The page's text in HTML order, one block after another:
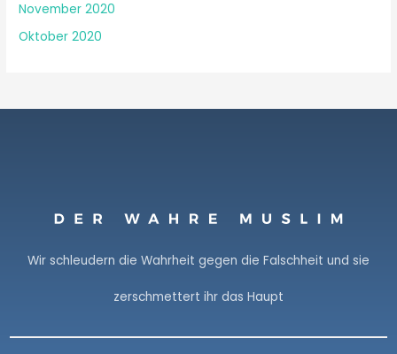
November 2020
Oktober 2020
Wir schleudern die Wahrheit gegen die Falschheit und sie
zerschmettert ihr das Haupt